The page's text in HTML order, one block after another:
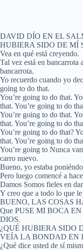
DAVID DÍO EN EL
HUBIERA SIDO DE MÍ
Vea en qué está creyendo.
Tal vez está en bancarrota
bancarrota.
Yo recuerdo cuando yo
going to do that.
You’re going to do that.
that. You’re going to do
You’re going to do that.
that. You’re going to do
You’re going to do that?
that. You’re going to do
You’re going to Nunca
carro nuevo.
Bueno, yo estaba
Pero luego comencé a
Damos Somos fieles en
Y creo que a todo lo que
BUENO, LAS COSAS
Que PUSE MI BOCA
DIOS.
¿QUÉ HUBIERA SIDO
VEÍA LA BONDAD EN
¿Qué dice usted de sí